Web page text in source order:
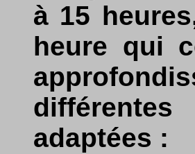
à 15
heure qui
adaptées :